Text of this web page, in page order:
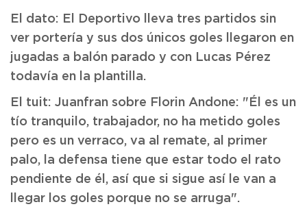
El dato: El Deportivo lleva tres partidos sin
ver portería y sus dos únicos goles llegaron en
jugadas a balón parado y con Lucas Pérez
todavía en la plantilla.
El tuit: Juanfran sobre Florin Andone: "Él es un
tío tranquilo, trabajador, no ha metido goles
pero es un verraco, va al remate, al primer
palo, la defensa tiene que estar todo el rato
pendiente de él, así que si sigue así le van a
llegar los goles porque no se arruga".